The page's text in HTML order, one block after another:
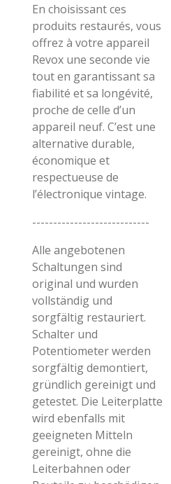
En choisissant ces
produits restaurés, vous
offrez à votre appareil
Revox une seconde vie
tout en garantissant sa
fiabilité et sa longévité,
proche de celle d’un
appareil neuf. C’est une
alternative durable,
économique et
respectueuse de
l’électronique vintage.
----------------------------
Alle angebotenen
Schaltungen sind
original und wurden
vollständig und
sorgfältig restauriert.
Schalter und
Potentiometer werden
sorgfältig demontiert,
gründlich gereinigt und
getestet. Die Leiterplatte
wird ebenfalls mit
geeigneten Mitteln
gereinigt, ohne die
Leiterbahnen oder